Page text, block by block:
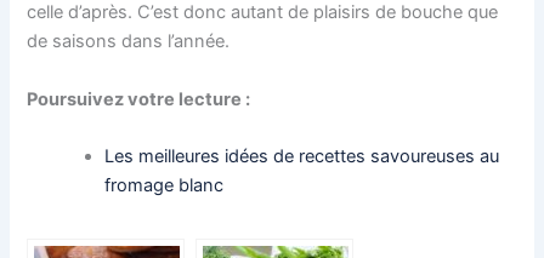
celle d’après. C’est donc autant de plaisirs de bouche que
de saisons dans l’année.
Poursuivez votre lecture :
Les meilleures idées de recettes savoureuses au
fromage blanc